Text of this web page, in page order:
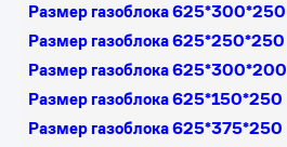
Размер газоблока 625*300*250
Размер газоблока 625*250*250
Размер газоблока 625*300*200
Размер газоблока 625*150*250
Размер газоблока 625*375*250